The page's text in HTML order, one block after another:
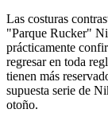
Las costuras
"Parque Rucker"
prácticamente
regresar en toda
tienen más
supuesta serie de
otoño.